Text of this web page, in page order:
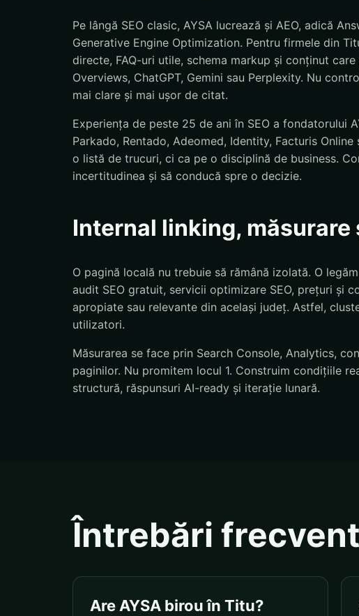
Pe lângă SEO clasic, AYSA lucrează și AEO, adică
Generative Engine Optimization. Pentru firmele din
directe, FAQ-uri utile, schema markup și conținut
Overviews, ChatGPT, Gemini sau Perplexity. Nu
mai clare și mai ușor de citat.
Experiența de peste 25 de ani în SEO a fondatorului
Parkado, Rentado, Adeomed, Identity, Facturis
o listă de trucuri, ci ca pe o disciplină de business.
incertitudinea și să conducă spre o decizie.
Internal linking, măsurare
O pagină locală nu trebuie să rămână izolată. O
audit SEO gratuit, servicii optimizare SEO, prețuri și
apropiate sau relevante din același județ. Astfel,
utilizatori.
Măsurarea se face prin Search Console, Analytics,
paginilor. Nu promitem locul 1. Construim condițiile
structură, răspunsuri AI-ready și iterație lunară.
Întrebări
Are AYSA birou în Titu?